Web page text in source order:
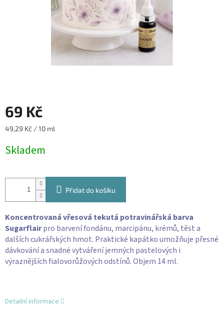
69 Kč
Měrná
49,29 Kč / 10 ml
Skladem
Přidat do košíku
Koncentrovaná vřesová tekutá potravinářská barva
Sugarflairpro barvení fondánu, marcipánu, krémů, těst a
dalších cukrářských hmot. Praktické kapátko umožňuje přesné
dávkování a snadné vytváření jemných pastelových i
výraznějších fialovorůžových odstínů. Objem 14 ml.
Detailní informace